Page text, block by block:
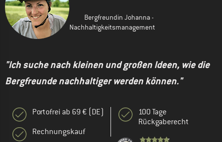
Bergfreundin Johanna -
Nachhaltigkeitsmanagement
"Ich suche nach kleinen und großen Ideen, wie die
Bergfreunde nachhaltiger werden können."
Portofrei ab 69 € (DE)
Rechnungskauf
100 Tage
Rückgaberecht